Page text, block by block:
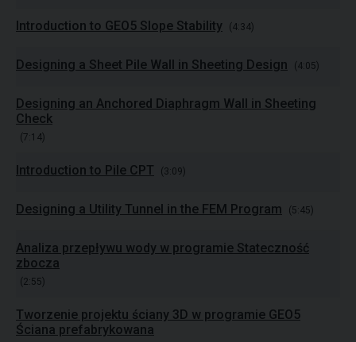
Introduction to GEO5 Slope Stability (4:34)
Designing a Sheet Pile Wall in Sheeting Design (4:05)
Designing an Anchored Diaphragm Wall in Sheeting
Check
(7:14)
Introduction to Pile CPT (3:09)
Designing a Utility Tunnel in the FEM Program (5:45)
Analiza przepływu wody w programie Stateczność
zbocza
(2:55)
Tworzenie projektu ściany 3D w programie GEO5
Ściana prefabrykowana